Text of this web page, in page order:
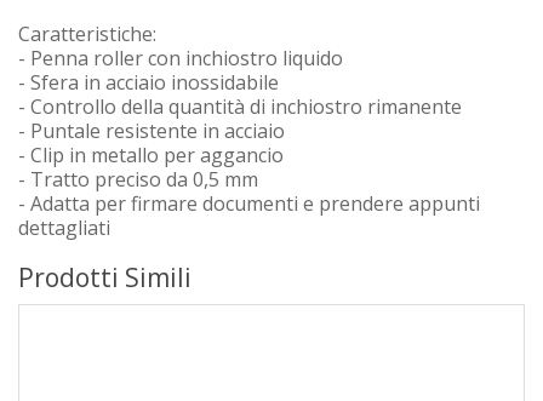
Caratteristiche:
- Penna roller con inchiostro liquido
- Sfera in acciaio inossidabile
- Controllo della quantità di inchiostro rimanente
- Puntale resistente in acciaio
- Clip in metallo per aggancio
- Tratto preciso da 0,5 mm
- Adatta per firmare documenti e prendere appunti
dettagliati
Prodotti Simili